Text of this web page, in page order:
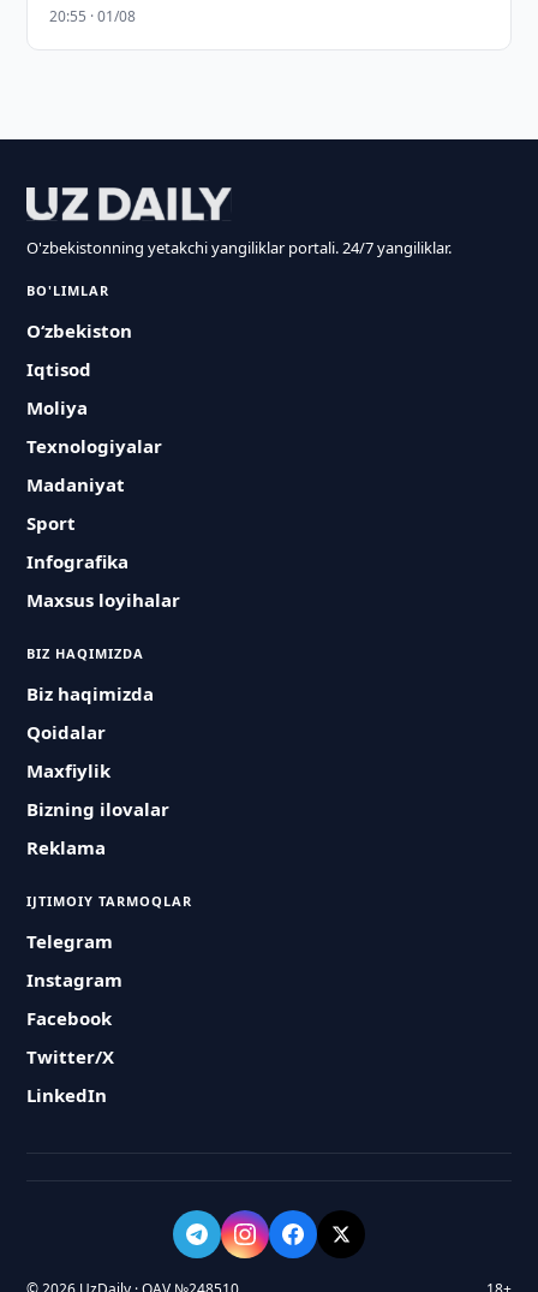
20:55 · 01/08
O'zbekistonning yetakchi yangiliklar portali. 24/7 yangiliklar.
BO'LIMLAR
O‘zbekiston
Iqtisod
Moliya
Texnologiyalar
Madaniyat
Sport
Infografika
Maxsus loyihalar
BIZ HAQIMIZDA
Biz haqimizda
Qoidalar
Maxfiylik
Bizning ilovalar
Reklama
IJTIMOIY TARMOQLAR
Telegram
Instagram
Facebook
Twitter/X
LinkedIn